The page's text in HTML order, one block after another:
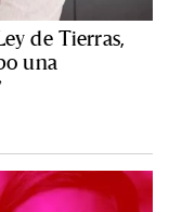
de Tierras,
una